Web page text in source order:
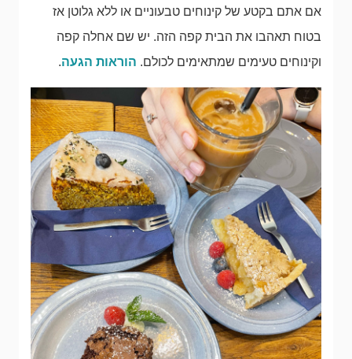
אם אתם בקטע של קינוחים טבעוניים או ללא גלוטן אז
בטוח תאהבו את הבית קפה הזה. יש שם אחלה קפה
וקינוחים טעימים שמתאימים לכולם. הוראות הגעה.